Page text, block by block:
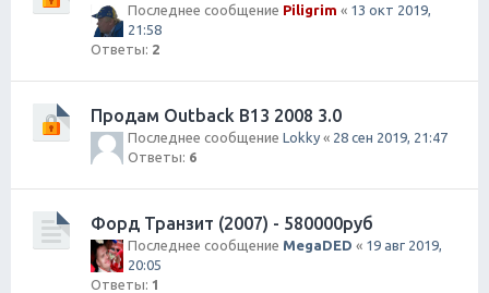
Последнее сообщение Piligrim « 13 окт 2019,
21:58
Ответы: 2
Продам Outback B13 2008 3.0
Последнее сообщение Lokky « 28 сен 2019, 21:47
Ответы: 6
Форд Транзит (2007) - 580000руб
Последнее сообщение MegaDED « 19 авг 2019,
20:05
Ответы: 1